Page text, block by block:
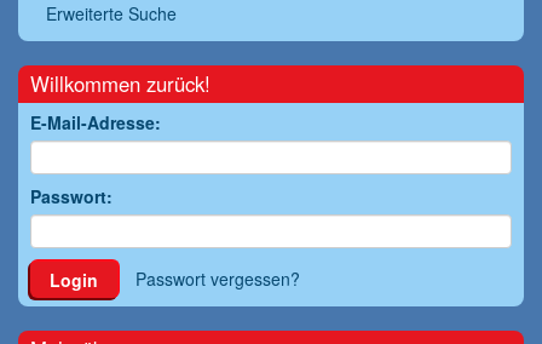
Erweiterte Suche
Willkommen zurück!
E-Mail-Adresse:
Passwort:
Login Passwort vergessen?